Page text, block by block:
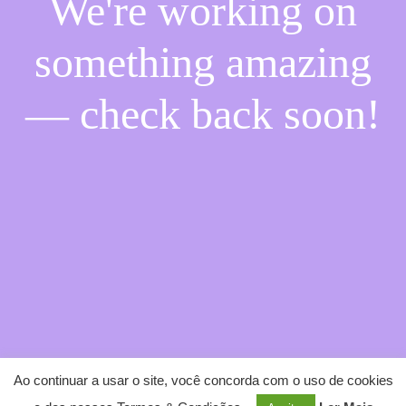
We're working on
something amazing
— check back soon!
Ao continuar a usar o site, você concorda com o uso de cookies